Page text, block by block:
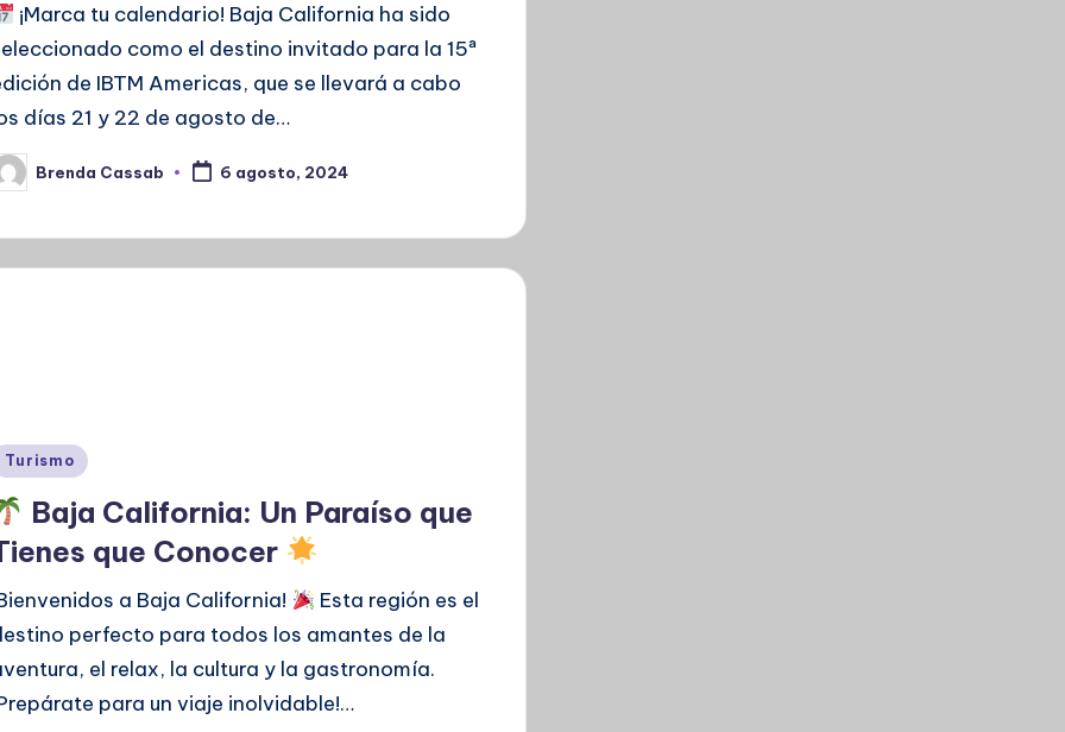
¡Marca tu calendario! Baja California ha sido
como el destino invitado para la 15ª
de IBTM Americas, que se llevará a cabo
días 21 y 22 de agosto de…
Brenda Cassab 6 agosto, 2024
Turismo
Baja California: Un Paraíso que
que Conocer
a Baja California!
Esta región es el
perfecto para todos los amantes de la
el relax, la cultura y la gastronomía.
para un viaje inolvidable!…